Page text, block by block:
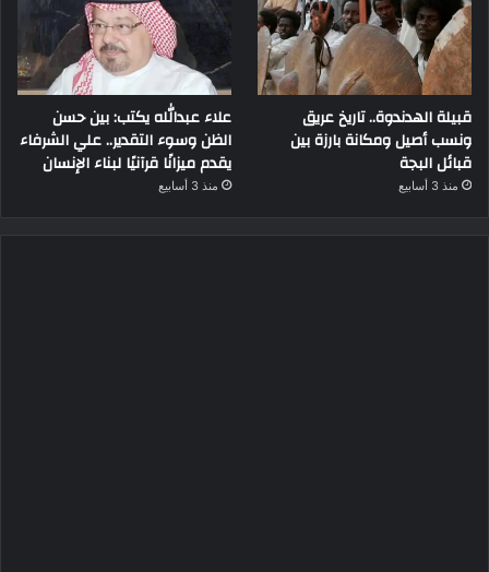
قبيلة الهدندوة.. تاريخ عريق
ونسب أصيل ومكانة بارزة بين
قبائل البجة
منذ 3 أسابيع
علاء عبدالله يكتب: بين حسن
الظن وسوء التقدير.. علي الشرفاء
يقدم ميزانًا قرآنيًا لبناء الإنسان
منذ 3 أسابيع